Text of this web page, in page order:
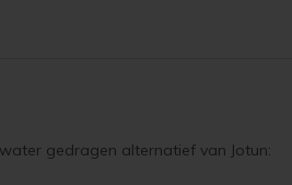
gedragen alternatief van Jotun: